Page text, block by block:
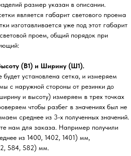
размер указан в описании.
является габарит светового проема
изготавливается уже под этот габарит
проем, общий порядок при
(В1) и Ширину (Ш1).
установлена сетка, и измеряем
с наружной стороны от резинки до
и высоту) измеряем в трех точках
чтобы разбег в значениях был не
среднее из 3-х полученных значений.
нам для заказа. Например получили
из 1400, 1402, 1401) мм,
584, 582) мм.